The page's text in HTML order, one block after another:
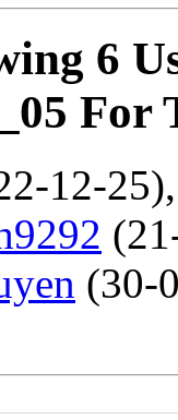
6
For
12-
(30-